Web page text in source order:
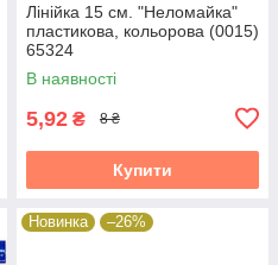
Лінійка 15 см. "Неломайка"
пластикова, кольорова (0015)
65324
В наявності
5,92 ₴ 8 ₴
Купити
Новинка –26%